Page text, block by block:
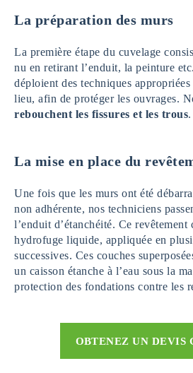
La préparation des murs
La première étape du cuvelage
nu en retirant l’enduit, la peinture
déploient des techniques
lieu, afin de protéger les ouvrages.
rebouchent les fissures et les trous.
La mise en place du
Une fois que les murs ont été
non adhérente, nos techniciens
l’enduit d’étanchéité. Ce revêtement
hydrofuge liquide, appliquée en
successives. Ces couches
un caisson étanche à l’eau sous la
protection des fondations contre les
OBTENEZ UN DEVIS